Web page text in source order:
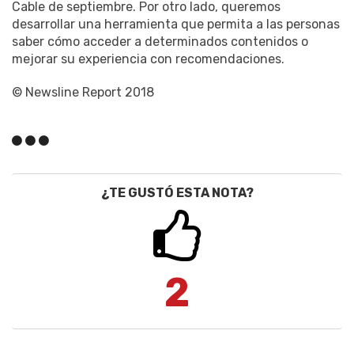
Cable de septiembre. Por otro lado, queremos
desarrollar una herramienta que permita a las personas
saber cómo acceder a determinados contenidos o
mejorar su experiencia con recomendaciones.
© Newsline Report 2018
¿TE GUSTÓ ESTA NOTA?
2